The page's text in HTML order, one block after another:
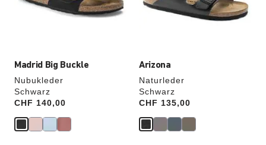
Madrid Big Buckle
Nubukleder
Schwarz
Price:
CHF 140,00
Produktbilder
Arizona
Naturleder
Schwarz
Price:
CHF 135,00
Produktbilder